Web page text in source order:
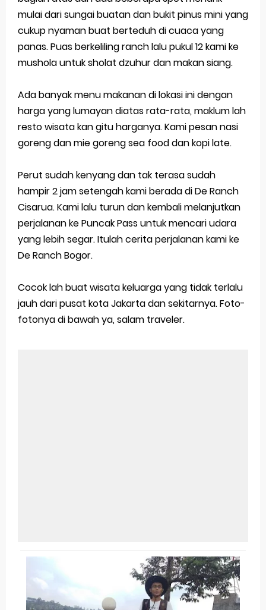
mulai dari sungai buatan dan bukit pinus mini yang
cukup nyaman buat berteduh di cuaca yang
panas. Puas berkeliling ranch lalu pukul 12 kami ke
mushola untuk sholat dzuhur dan makan siang.
Ada banyak menu makanan di lokasi ini dengan
harga yang lumayan diatas rata-rata, maklum lah
resto wisata kan gitu harganya. Kami pesan nasi
goreng dan mie goreng sea food dan kopi late.
Perut sudah kenyang dan tak terasa sudah
hampir 2 jam setengah kami berada di De Ranch
Cisarua. Kami lalu turun dan kembali melanjutkan
perjalanan ke Puncak Pass untuk mencari udara
yang lebih segar. Itulah cerita perjalanan kami ke
De Ranch Bogor.
Cocok lah buat wisata keluarga yang tidak terlalu
jauh dari pusat kota Jakarta dan sekitarnya. Foto-
fotonya di bawah ya, salam traveler.